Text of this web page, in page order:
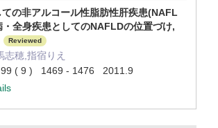
の​非​ア​ル​コ​ー​ル​性​脂​肪​性​肝​疾​患​(​N​A​F​L​
・​全​身​疾​患​と​し​て​の​N​A​F​L​D​の​位​置​づ​け​,​
Reviewed
志穂,指宿りえ
( 9 ) 1469 - 1476 2011.9